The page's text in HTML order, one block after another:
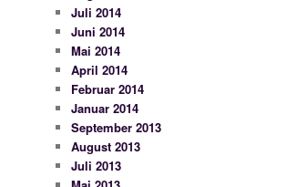
Juli 2014
Juni 2014
Mai 2014
April 2014
Februar 2014
Januar 2014
September 2013
August 2013
Juli 2013